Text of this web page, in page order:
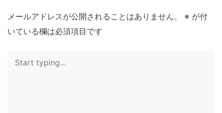
メールアドレスが公開されることはありません。 ※ が付
いている欄は必須項目です